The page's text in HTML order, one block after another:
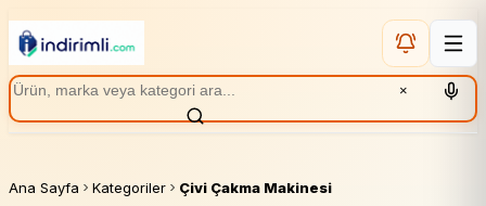
×
Ana Sayfa Kategoriler Çivi Çakma Makinesi